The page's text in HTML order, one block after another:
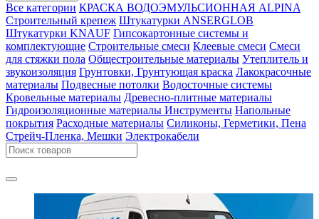
Все категории КРАСКА ВОДОЭМУЛЬСИОННАЯ ALPINA
Строительный крепеж Штукатурки ANSERGLOB
Штукатурки KNAUF Гипсокартонные системы и
комплектующие Строительные смеси Клеевые смеси Смеси
для стяжки пола Общестроительные материалы Утеплитель и
звукоизоляция Грунтовки, Грунтующая краска Лакокрасочные
материалы Подвесные потолки Водосточные системы
Кровельные материалы Древесно-плитные материалы
Гидроизоляционные материалы Инструменты Напольные
покрытия Расходные материалы Силиконы, Герметики, Пена
Стрейч-Пленка, Мешки Электрокабели